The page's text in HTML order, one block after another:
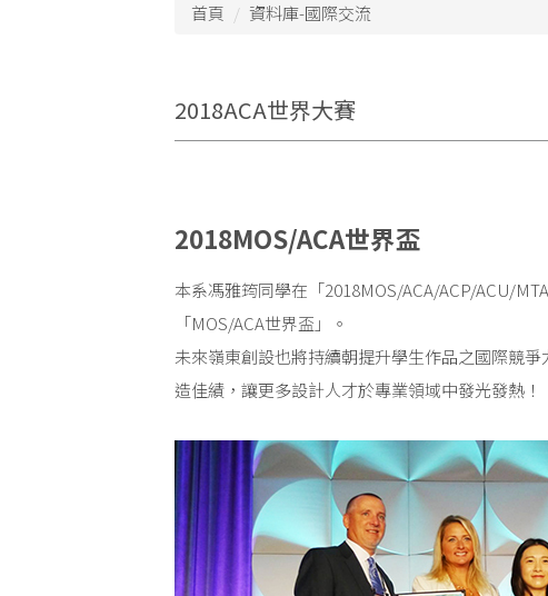
首頁 資料庫-國際交流
2018ACA世界大賽
2018MOS/ACA世界盃
本系馮雅筠同學在「2018MOS/ACA/ACP/ACU/
「MOS/ACA世界盃」。
未來嶺東創設也將持續朝提升學生作品之國際競
造佳績，讓更多設計人才於專業領域中發光發熱！